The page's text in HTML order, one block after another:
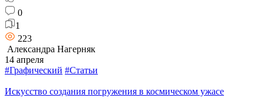
0
1
223
Александра Нагерняк
14 апреля
#Графический #Статьи
Искусство создания погружения в космическом ужасе